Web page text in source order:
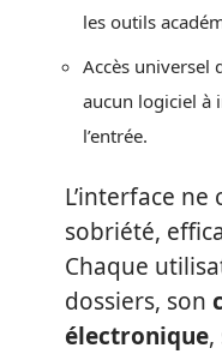
les outils
Accès universel
aucun logiciel à
l’entrée.
L’interface ne
sobriété,
Chaque
dossiers, son
électronique,